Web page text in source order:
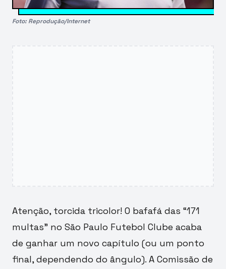
Foto: Reprodução/Internet
Atenção, torcida tricolor! O bafafá das “171
multas” no São Paulo Futebol Clube acaba
de ganhar um novo capítulo (ou um ponto
final, dependendo do ângulo). A Comissão de